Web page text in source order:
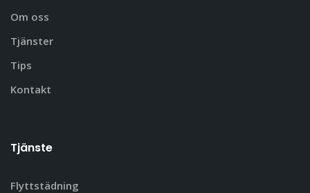
Om oss
Tjänster
Tips
Kontakt
Tjänste
Flyttstädning